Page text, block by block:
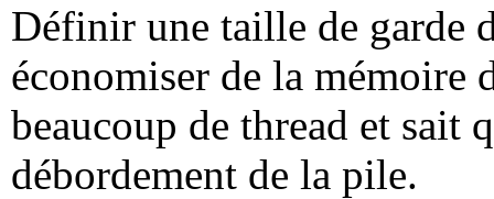
Définir une taille de garde
économiser de la mémoire
beaucoup de thread et sait
débordement de la pile.